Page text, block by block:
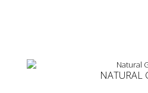
NATURAL